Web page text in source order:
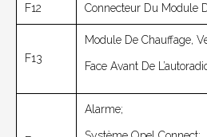
F12 Connecteur Du Module
F13
Module De Chauffage,
Face Avant De
Alarme;